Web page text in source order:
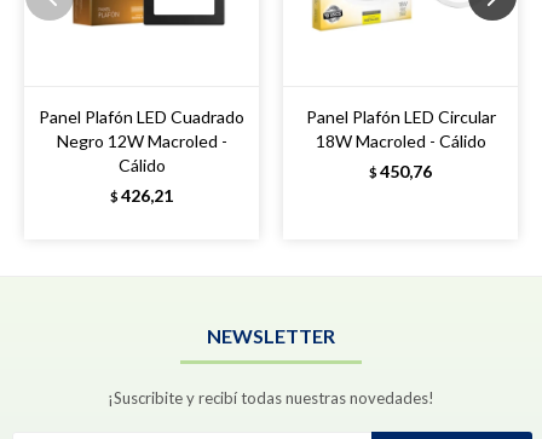
Panel Plafón LED Cuadrado
Negro 12W Macroled -
Cálido
$ 426,21
Panel Plafón LED Circular
18W Macroled - Cálido
$ 450,76
NEWSLETTER
¡Suscribite y recibí todas nuestras novedades!